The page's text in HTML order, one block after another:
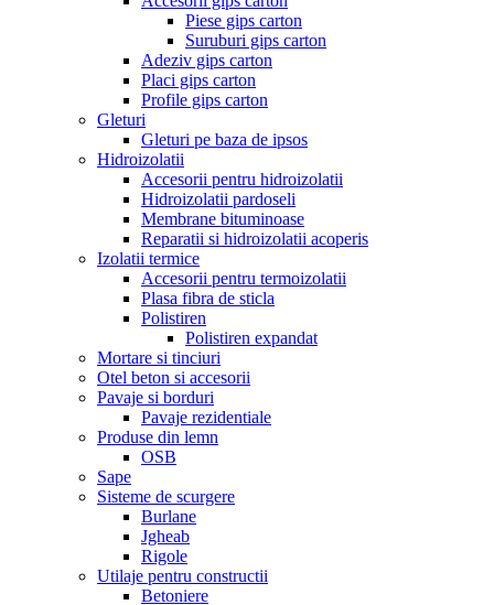
Piese gips carton
Suruburi gips carton
Adeziv gips carton
Placi gips carton
Profile gips carton
Gleturi
Gleturi pe baza de ipsos
Hidroizolatii
Accesorii pentru hidroizolatii
Hidroizolatii pardoseli
Membrane bituminoase
Reparatii si hidroizolatii acoperis
Izolatii termice
Accesorii pentru termoizolatii
Plasa fibra de sticla
Polistiren
Polistiren expandat
Mortare si tinciuri
Otel beton si accesorii
Pavaje si borduri
Pavaje rezidentiale
Produse din lemn
OSB
Sape
Sisteme de scurgere
Burlane
Jgheab
Rigole
Utilaje pentru constructii
Betoniere